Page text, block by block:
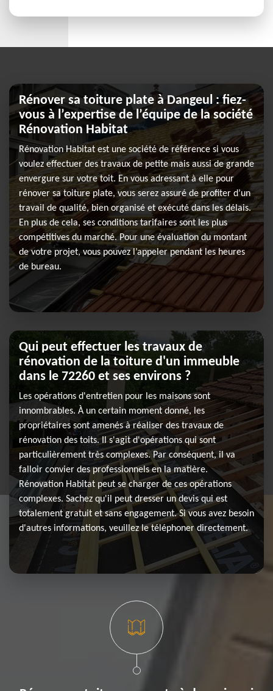
Rénover sa toiture plate à Dangeul : fiez-
vous à l’expertise de l’équipe de la société
Rénovation Habitat
Rénovation Habitat est une société de référence si vous
voulez effectuer des travaux de petite mais aussi de grande
envergure sur votre toit. En vous adressant à elle pour
rénover sa toiture plate, vous serez assuré de profiter d’un
travail de qualité, bien organisé et exécuté dans les délais.
En plus de cela, ses conditions tarifaires sont les plus
compétitives du marché. Pour une évaluation du montant
de votre projet, vous pouvez l’appeler pendant les heures
de bureau.
Qui peut effectuer les travaux de
rénovation de la toiture d'un immeuble
dans le 72260 et ses environs ?
Les opérations d'entretien pour les maisons sont
innombrables. À un certain moment donné, les
propriétaires sont amenés à réaliser des travaux de
rénovation des toits. Il s'agit d'opérations qui sont
particulièrement très complexes. Par conséquent, il va
falloir convier des professionnels en la matière.
Rénovation Habitat peut se charger de ces opérations
complexes. Sachez qu'il peut dresser un devis qui est
totalement gratuit et sans engagement. Si vous avez besoin
d'autres informations, veuillez le téléphoner directement.